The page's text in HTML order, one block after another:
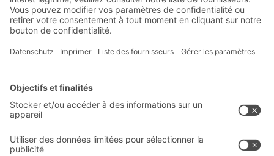
Innovations
S'inscrire à la newsletter
Solutions
Solutions intralogistiques
Bacs en plastique
Systèmes de rayonnages